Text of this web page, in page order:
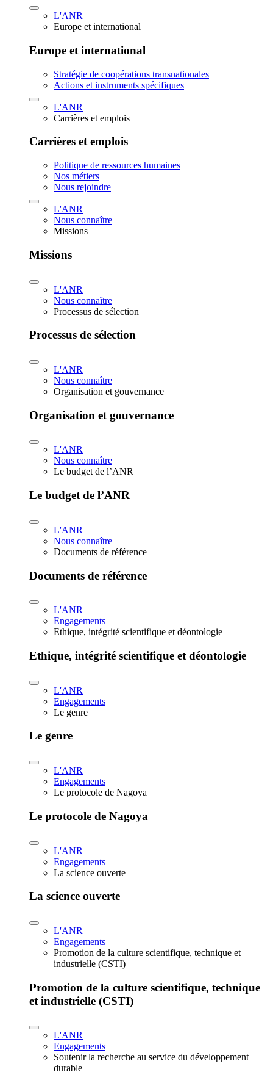
L'ANR
Europe et international
Europe et international
Stratégie de coopérations transnationales
Actions et instruments spécifiques
L'ANR
Carrières et emplois
Carrières et emplois
Politique de ressources humaines
Nos métiers
Nous rejoindre
L'ANR
Nous connaître
Missions
Missions
L'ANR
Nous connaître
Processus de sélection
Processus de sélection
L'ANR
Nous connaître
Organisation et gouvernance
Organisation et gouvernance
L'ANR
Nous connaître
Le budget de l’ANR
Le budget de l’ANR
L'ANR
Nous connaître
Documents de référence
Documents de référence
L'ANR
Engagements
Ethique, intégrité scientifique et déontologie
Ethique, intégrité scientifique et déontologie
L'ANR
Engagements
Le genre
Le genre
L'ANR
Engagements
Le protocole de Nagoya
Le protocole de Nagoya
L'ANR
Engagements
La science ouverte
La science ouverte
L'ANR
Engagements
Promotion de la culture scientifique, technique et
industrielle (CSTI)
Promotion de la culture scientifique, technique
et industrielle (CSTI)
L'ANR
Engagements
Soutenir la recherche au service du développement
durable